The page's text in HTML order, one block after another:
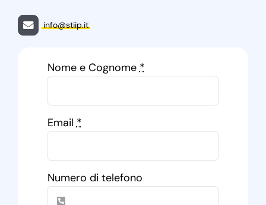
info@stiip.it
Nome e Cognome*
Email*
Numero di telefono